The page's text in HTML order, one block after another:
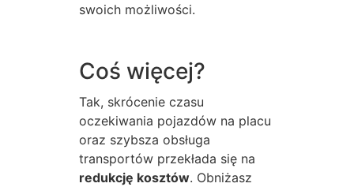
swoich możliwości.
Coś więcej?
Tak, skrócenie czasu
oczekiwania pojazdów na placu
oraz szybsza obsługa
transportów przekłada się na
redukcję kosztów. Obniżasz